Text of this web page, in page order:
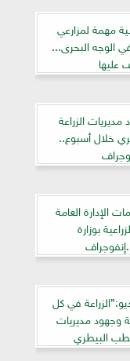
مهمة لمزارعي
الوجه البحرى...
عليها
الزراعة
خلال أسبوع..
الإدارة العامة
بوزارة
في كل
مديريات
البيطري